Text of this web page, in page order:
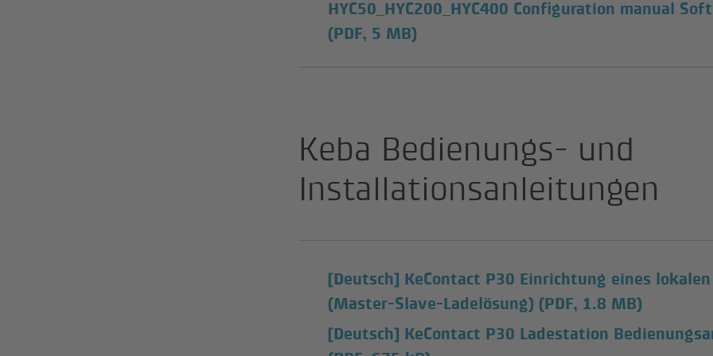
HYC50_HYC200_HYC400 Configuration manual
(PDF, 5 MB)
Keba Bedienungs- und
Installationsanleitungen
[Deutsch] KeContact P30 Einrichtung eines
(Master-Slave-Ladelösung) (PDF, 1.8 MB)
[Deutsch] KeContact P30 Ladestation